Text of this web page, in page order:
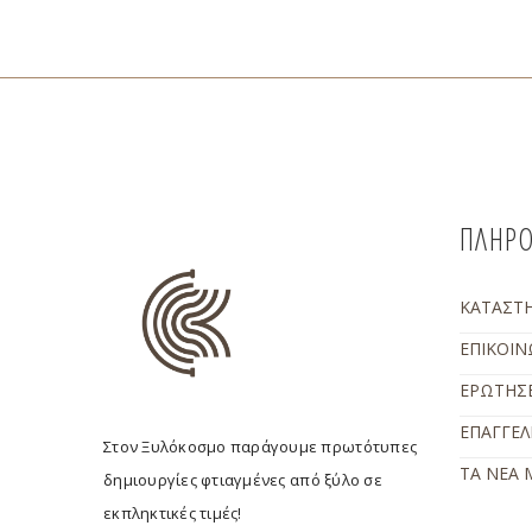
Στον Ξυλόκοσμο παράγουμε πρωτότυπες
δημιουργίες φτιαγμένες από ξύλο σε
εκπληκτικές τιμές!
ΤΑ ΝΕΑ